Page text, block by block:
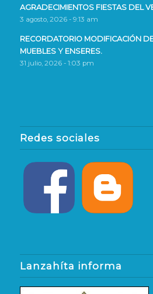
AGRADECIMIENTOS FIESTAS DEL
3 agosto, 2026 - 9:13 am
RECORDATORIO MODIFICACIÓN
MUEBLES Y ENSERES.
31 julio, 2026 - 1:03 pm
Redes sociales
Lanzahíta informa